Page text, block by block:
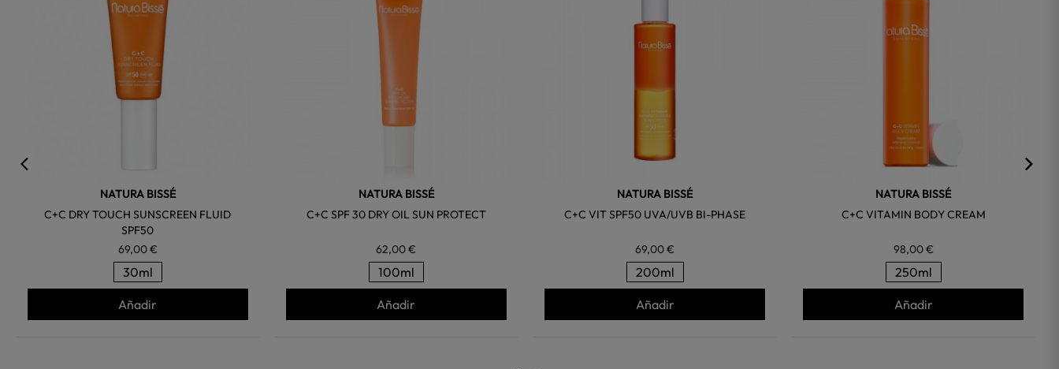
NATURA BISSÉ
C+C DRY TOUCH SUNSCREEN FLUID
SPF50
69,00 €
30ml
Añadir
NATURA BISSÉ
C+C SPF 30 DRY OIL SUN PROTECT
62,00 €
100ml
Añadir
NATURA BISSÉ
C+C VIT SPF50 UVA/UVB BI-PHASE
69,00 €
200ml
Añadir
NATURA BISSÉ
C+C VITAMIN BODY CREAM
98,00 €
250ml
Añadir